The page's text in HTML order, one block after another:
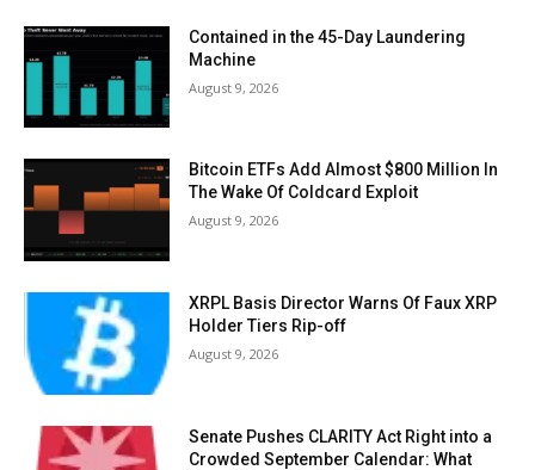
Contained in the 45-Day Laundering
Machine
August 9, 2026
Bitcoin ETFs Add Almost $800 Million In
The Wake Of Coldcard Exploit
August 9, 2026
XRPL Basis Director Warns Of Faux XRP
Holder Tiers Rip-off
August 9, 2026
Senate Pushes CLARITY Act Right into a
Crowded September Calendar: What